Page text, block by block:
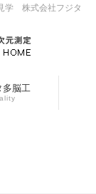
学 株式会社フジタ
多脳工